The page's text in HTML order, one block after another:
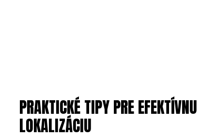
PRAKTICKÉ TIPY PRE EFEKTÍVNU
LOKALIZÁCIU